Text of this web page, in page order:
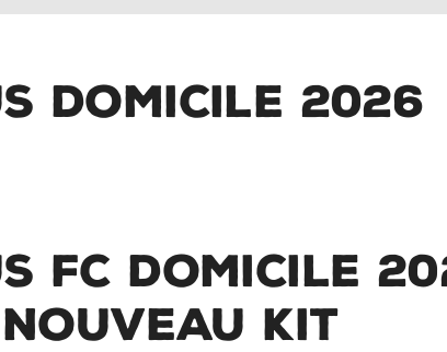
2026
FC domicile
nouveau kit